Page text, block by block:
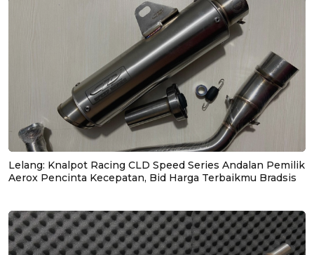
Lelang: Knalpot Racing CLD Speed Series Andalan Pemilik
Aerox Pencinta Kecepatan, Bid Harga Terbaikmu Bradsis